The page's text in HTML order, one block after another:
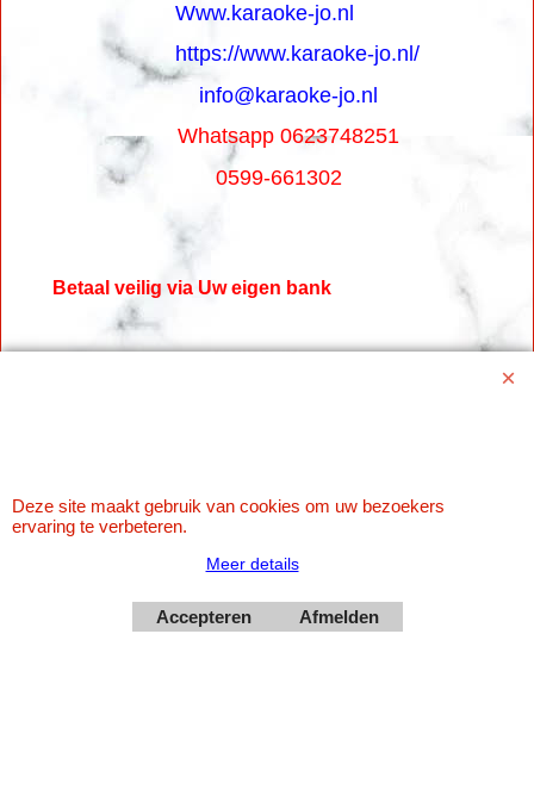
Www.karaoke-jo.nl
https://www.karaoke-jo.nl/
info@karaoke-jo.nl
Whatsapp 0623748251
0599-661302
Betaal veilig via Uw eigen bank
Webwinkel gemaakt met
Deze site maakt gebruik van cookies om uw bezoekers
ervaring te verbeteren.
Meer details
Accepteren Afmelden